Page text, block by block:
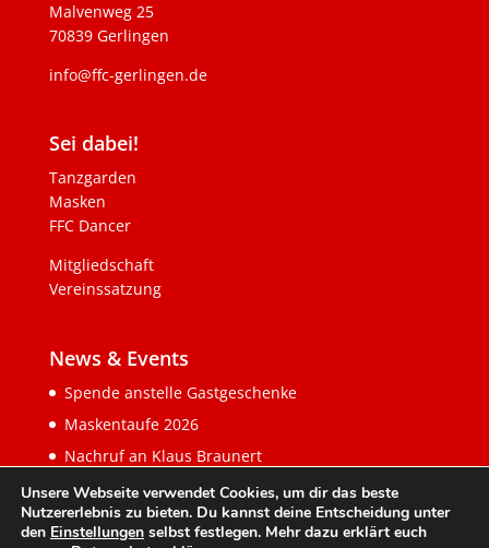
Malvenweg 25
70839 Gerlingen
info@ffc-gerlingen.de
Sei dabei!
Tanzgarden
Masken
FFC Dancer
Mitgliedschaft
Vereinssatzung
News & Events
Spende anstelle Gastgeschenke
Maskentaufe 2026
Nachruf an Klaus Braunert
Unsere Webseite verwendet Cookies, um dir das beste
Nutzererlebnis zu bieten. Du kannst deine Entscheidung unter
den Einstellungen selbst festlegen. Mehr dazu erklärt euch